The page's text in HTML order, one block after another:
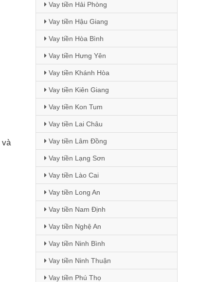
và
Vay tiền Hải Phòng
Vay tiền Hậu Giang
Vay tiền Hòa Bình
Vay tiền Hưng Yên
Vay tiền Khánh Hòa
Vay tiền Kiên Giang
Vay tiền Kon Tum
Vay tiền Lai Châu
Vay tiền Lâm Đồng
Vay tiền Lạng Sơn
Vay tiền Lào Cai
Vay tiền Long An
Vay tiền Nam Định
Vay tiền Nghệ An
Vay tiền Ninh Bình
Vay tiền Ninh Thuận
Vay tiền Phú Thọ